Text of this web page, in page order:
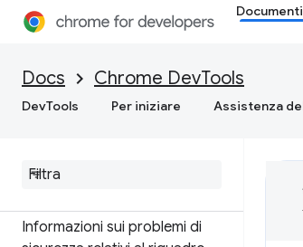
Documenti
Docs Chrome DevTools
DevTools Per iniziare Assistenza
Applicare effetti di rendering
Altri riquadri
con il riquadro Compilazione
Informazioni sui problemi di